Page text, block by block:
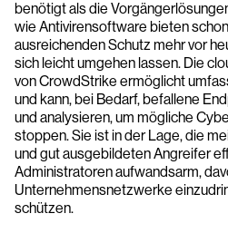
benötigt als die
wie Antivirensoftware bieten
ausreichenden Schutz mehr vor
sich leicht umgehen lassen. Die
von CrowdStrike ermöglicht
und kann, bei Bedarf, befallene
und analysieren, um mögliche
stoppen. Sie ist in der Lage, die
und gut ausgebildeten Angreifer
Administratoren aufwandsarm,
Unternehmensnetzwerke
schützen.